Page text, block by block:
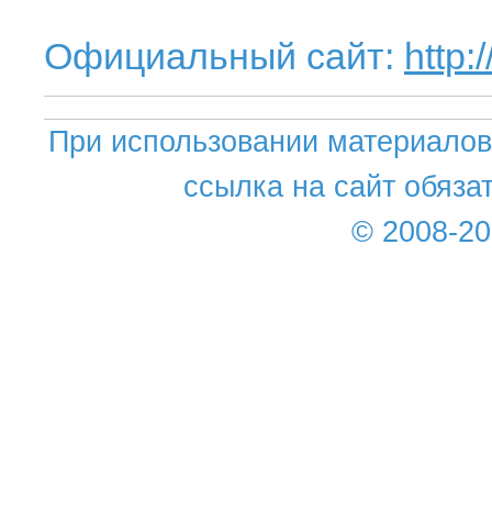
Официальный сайт:
При использовании
ссылка на сайт
© 2008-